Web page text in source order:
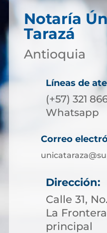
Notaría
Tarazá
Antioquia
Líneas de
(+57) 321
Whatsapp
Correo
Dirección:
Calle 31,
La
principal